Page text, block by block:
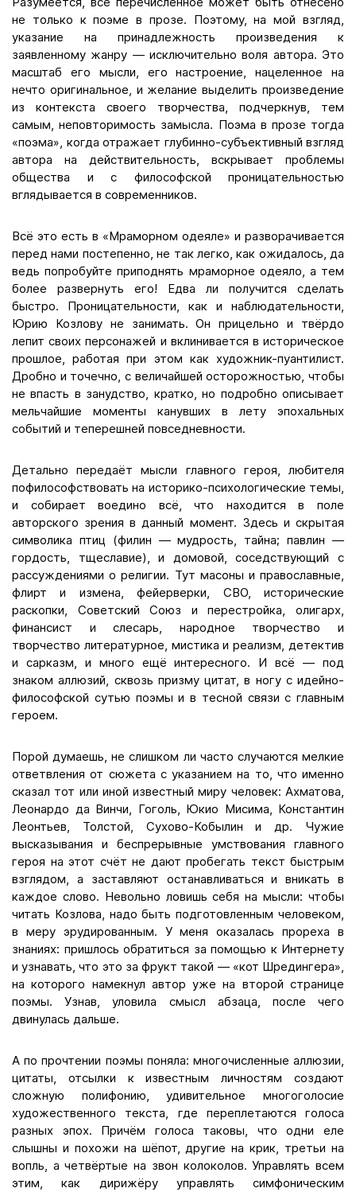
не только к поэме в прозе. Поэтому, на мой взгляд,
указание на принадлежность произведения к
заявленному жанру — исключительно воля автора. Это
масштаб его мысли, его настроение, нацеленное на
нечто оригинальное, и желание выделить произведение
из контекста своего творчества, подчеркнув, тем
самым, неповторимость замысла. Поэма в прозе тогда
«поэма», когда отражает глубинно-субъективный взгляд
автора на действительность, вскрывает проблемы
общества и с философской проницательностью
вглядывается в современников.
Всё это есть в «Мраморном одеяле» и разворачивается
перед нами постепенно, не так легко, как ожидалось, да
ведь попробуйте приподнять мраморное одеяло, а тем
более развернуть его! Едва ли получится сделать
быстро. Проницательности, как и наблюдательности,
Юрию Козлову не занимать. Он прицельно и твёрдо
лепит своих персонажей и вклинивается в историческое
прошлое, работая при этом как художник-пуантилист.
Дробно и точечно, с величайшей осторожностью, чтобы
не впасть в занудство, кратко, но подробно описывает
мельчайшие моменты канувших в лету эпохальных
событий и теперешней повседневности.
Детально передаёт мысли главного героя, любителя
пофилософствовать на историко-психологические темы,
и собирает воедино всё, что находится в поле
авторского зрения в данный момент. Здесь и скрытая
символика птиц (филин — мудрость, тайна; павлин —
гордость, тщеславие), и домовой, соседствующий с
рассуждениями о религии. Тут масоны и православные,
флирт и измена, фейерверки, СВО, исторические
раскопки, Советский Союз и перестройка, олигарх,
финансист и слесарь, народное творчество и
творчество литературное, мистика и реализм, детектив
и сарказм, и много ещё интересного. И всё — под
знаком аллюзий, сквозь призму цитат, в ногу с идейно-
философской сутью поэмы и в тесной связи с главным
героем.
Порой думаешь, не слишком ли часто случаются мелкие
ответвления от сюжета с указанием на то, что именно
сказал тот или иной известный миру человек: Ахматова,
Леонардо да Винчи, Гоголь, Юкио Мисима, Константин
Леонтьев, Толстой, Сухово-Кобылин и др. Чужие
высказывания и беспрерывные умствования главного
героя на этот счёт не дают пробегать текст быстрым
взглядом, а заставляют останавливаться и вникать в
каждое слово. Невольно ловишь себя на мысли: чтобы
читать Козлова, надо быть подготовленным человеком,
в меру эрудированным. У меня оказалась прореха в
знаниях: пришлось обратиться за помощью к Интернету
и узнавать, что это за фрукт такой — «кот Шредингера»,
на которого намекнул автор уже на второй странице
поэмы. Узнав, уловила смысл абзаца, после чего
двинулась дальше.
А по прочтении поэмы поняла: многочисленные аллюзии,
цитаты, отсылки к известным личностям создают
сложную полифонию, удивительное многоголосие
художественного текста, где переплетаются голоса
разных эпох. Причём голоса таковы, что одни еле
слышны и похожи на шёпот, другие на крик, третьи на
вопль, а четвёртые на звон колоколов. Управлять всем
этим, как дирижёру управлять симфоническим